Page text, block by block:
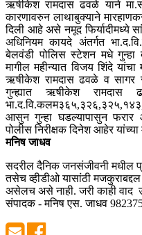
ऋषीकेश रामदास ढवळे याने
कारणावरुन लाथाबुक्याने
दिली आहे असे नमूद फिर्यादीमध्ये
अधिनियम कायदे अंतर्गत
बेलवंडी पोलिस स्टेशन मधे
मागील महीन्यात विजय शिंदे
ऋषीकेश रामदास ढवळे व सागर
गुन्ह्यात ऋषीकेश
आसुन गुन्हा घडल्यापासुन
पोलीस निरीक्षक दिनेश आहेर
मनिष जाधव
सदरील दैनिक जनसंजीवनी मधील
तसेच व्हीडीओ यासांठी
असेलच असे नाही. जरी काही वाद
संपादक - मनिष एस. जाधव